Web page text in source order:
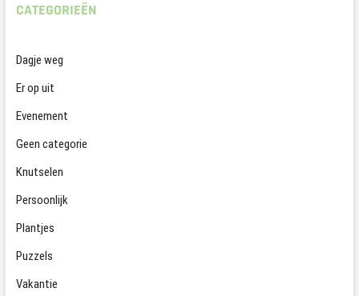
CATEGORIEËN
Dagje weg
Er op uit
Evenement
Geen categorie
Knutselen
Persoonlijk
Plantjes
Puzzels
Vakantie